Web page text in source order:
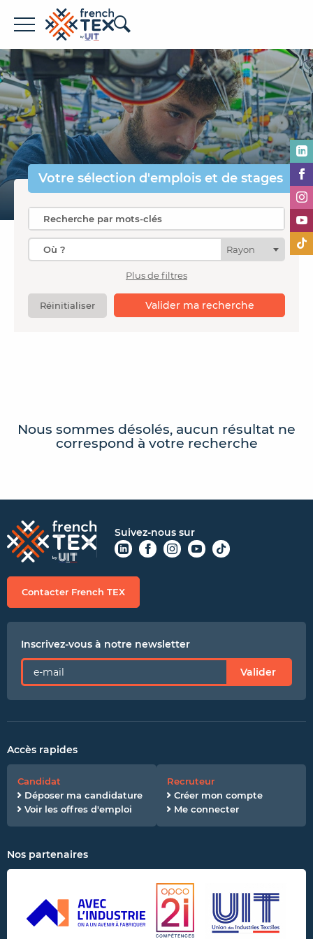
Offres d'emploi
Entreprises
Métiers
Formations
À propos de French TEX
Espace recruteur
Votre sélection d'emplois et de stages
Rayon
Plus de filtres
Valider ma recherche
Réinitialiser
Nous sommes désolés, aucun résultat ne
correspond à votre recherche
Suivez-nous sur
Contacter French TEX
Inscrivez-vous à notre newsletter
Valider
Accès rapides
Candidat
Déposer ma candidature
Voir les offres d'emploi
Recruteur
Créer mon compte
Me connecter
Nos partenaires